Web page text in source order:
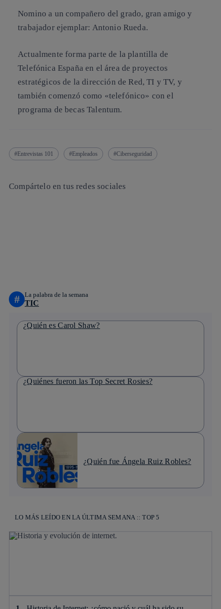
Nomino a un compañero del grado, gran amigo y
trabajador ejemplar: Antonio Rueda.
Actualmente forma parte de la plantilla de
Telefónica España en el área de proyectos
estratégicos de la dirección de Red, TI y TV, y
también comenzó como «telefónico» con el
programa de becas Talentum.
Entrevistas 101 Empleados Ciberseguridad
Compártelo en tus redes sociales
# La palabra de la semana
TIC
¿Quién es Carol Shaw?
¿Quiénes fueron las Top Secret Rosies?
¿Quién fue Ángela Ruiz Robles?
LO MÁS LEÍDO EN LA ÚLTIMA SEMANA :: TOP 5